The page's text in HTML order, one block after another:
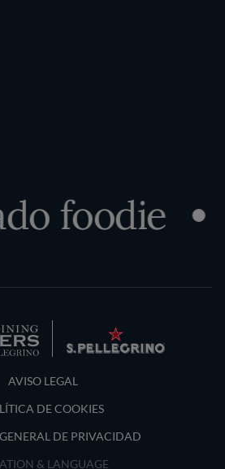
foodie
Conditions
AVISO LEGAL
DE COOKIES
DE PRIVACIDAD
& LANGUAGE